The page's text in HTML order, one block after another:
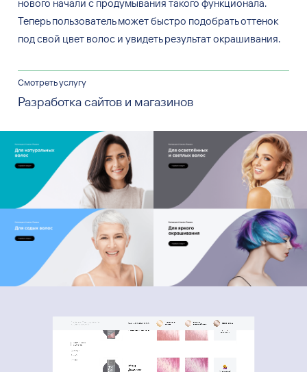
нового начали с продумывания такого функционала.
Теперь пользователь может быстро подобрать оттенок
под свой цвет волос и увидеть результат окрашивания.
Смотреть услугу
Разработка сайтов и магазинов